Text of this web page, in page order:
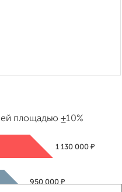
площадью ±10%
1 130 000 ₽
950 000₽